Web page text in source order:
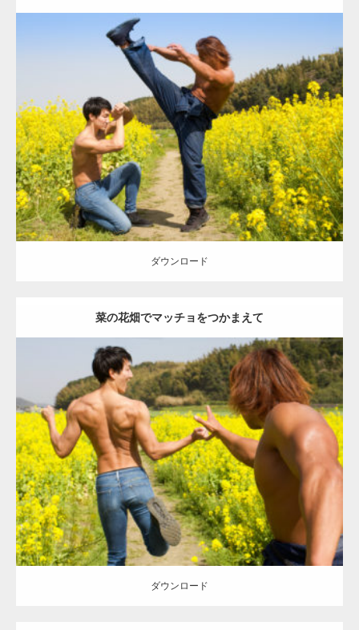
Update:2023.02.11
Category:菜の花畑のマッチョ その他
ONIKKY(デカいよ)
AKIHITO(細マッチョ) 脚 闘うマッチョ 糸島 (福岡)
ダウンロード
ダウンロード
菜の花畑でマッチョをつかまえて
Update:2023.02.11
Category: 菜の花畑のマッチョ その他 ONIKKY(デカいよ)
AKIHITO(細マッチョ) 背中 マッチョをつかまえて 糸島 (福岡)
ダウンロード
ダウンロード